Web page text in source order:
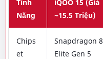
Tính
Năng
iQOO 15 (Giá
~15.5 Triệu)
Chips
et
Snapdragon 8
Elite Gen 5